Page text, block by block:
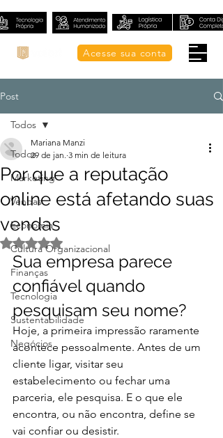
Acesse sua conta
Post
Todos
Marketing
Vendas
Economia
Cultura Organizacional
Finanças
Tecnologia
Sustentabilidade
Negócios
Todos
Por que a reputação
online está afetando suas
vendas
Mariana Manzi
29 de jan. 3 min de leitura
Avaliado com NaN de 5 estrelas.
Sua empresa parece
confiável quando
pesquisam seu nome?
Hoje, a primeira impressão raramente
acontece pessoalmente. Antes de um
cliente ligar, visitar seu
estabelecimento ou fechar uma
parceria, ele pesquisa. E o que ele
encontra, ou não encontra, define se
vai confiar ou desistir.